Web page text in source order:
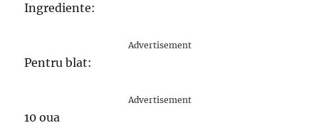
Ingrediente:
Advertisement
Pentru blat:
Advertisement
10 oua